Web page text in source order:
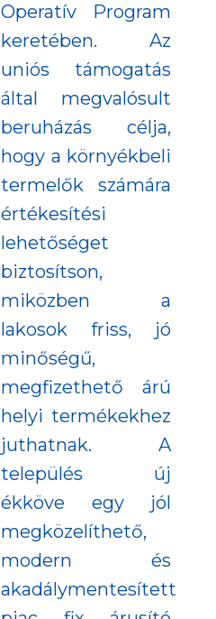
Operatív Program
keretében. Az
uniós támogatás
által megvalósult
beruházás célja,
hogy a környékbeli
termelők számára
értékesítési
lehetőséget
biztosítson,
miközben a
lakosok friss, jó
minőségű,
megfizethető árú
helyi termékekhez
juthatnak. A
település új
ékköve egy jól
megközelíthető,
modern és
akadálymentesített